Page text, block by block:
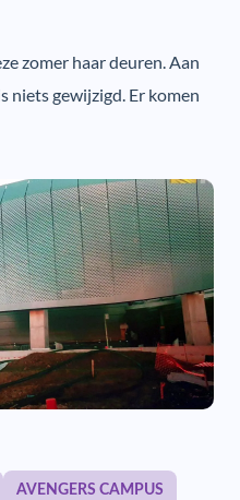
zomer haar deuren. Aan
niets gewijzigd. Er komen
AVENGERS CAMPUS